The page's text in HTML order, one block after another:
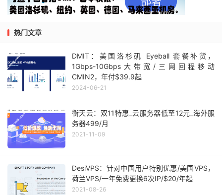
热门文章
DMIT：美国洛杉矶 Eyeball 套餐补货，
1Gbps-10Gbps大带宽/三网回程移动
CMIN2，年付$39.9起
2024-06-21
衡天云：双11特惠_云服务器低至12元_海外服
务器499/月
2021-11-09
DesiVPS：针对中国用户特别优惠/美国VPS，
荷兰VPS/一年免费更换6次IP/$20/年起
2021-08-26